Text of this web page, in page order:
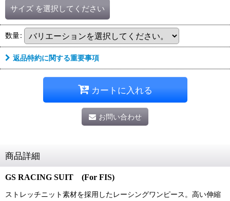
サイズ を選択してください
数量:
返品特約に関する重要事項
カートに入れる
お問い合わせ
商品詳細
GS RACING SUIT (For FIS)
ストレッチニット素材を採用したレーシングワンピース。高い伸縮